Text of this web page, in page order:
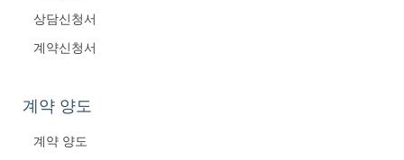
상담신청서
계약신청서
계약 양도
계약 양도